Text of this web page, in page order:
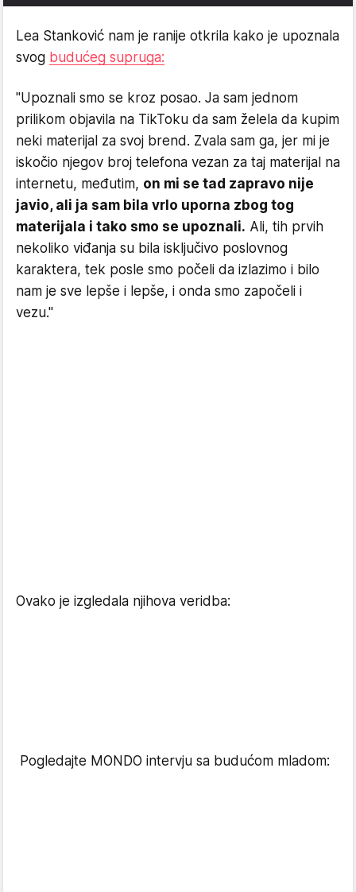
Lea Stanković nam je ranije otkrila kako je upoznala
svog budućeg supruga:
"Upoznali smo se kroz posao. Ja sam jednom
prilikom objavila na TikToku da sam želela da kupim
neki materijal za svoj brend. Zvala sam ga, jer mi je
iskočio njegov broj telefona vezan za taj materijal na
internetu, međutim, on mi se tad zapravo nije
javio, ali ja sam bila vrlo uporna zbog tog
materijala i tako smo se upoznali. Ali, tih prvih
nekoliko viđanja su bila isključivo poslovnog
karaktera, tek posle smo počeli da izlazimo i bilo
nam je sve lepše i lepše, i onda smo započeli i
vezu."
Ovako je izgledala njihova veridba:
Pogledajte MONDO intervju sa budućom mladom: